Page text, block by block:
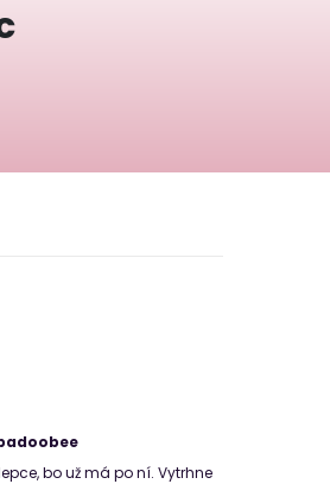
bo už má po ní. Vytrhne